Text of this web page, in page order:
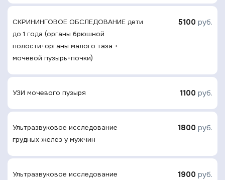
СКРИНИНГОВОЕ ОБСЛЕДОВАНИЕ дети
до 1 года (органы брюшной
полости+органы малого таза +
мочевой пузырь+почки)
5100 руб.
УЗИ мочевого пузыря 1100 руб.
Ультразвуковое исследование
грудных желез у мужчин
1800 руб.
Ультразвуковое исследование
1900 руб.